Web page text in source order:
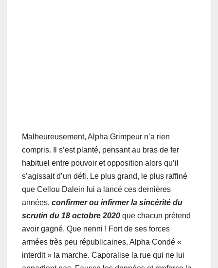
Malheureusement, Alpha Grimpeur n’a rien
compris. Il s’est planté, pensant au bras de fer
habituel entre pouvoir et opposition alors qu’il
s’agissait d’un défi. Le plus grand, le plus raffiné
que Cellou Dalein lui a lancé ces dernières
années, confirmer ou infirmer la sincérité du
scrutin du 18 octobre 2020 que chacun prétend
avoir gagné. Que nenni ! Fort de ses forces
armées très peu républicaines, Alpha Condé «
interdit » la marche. Caporalise la rue qui ne lui